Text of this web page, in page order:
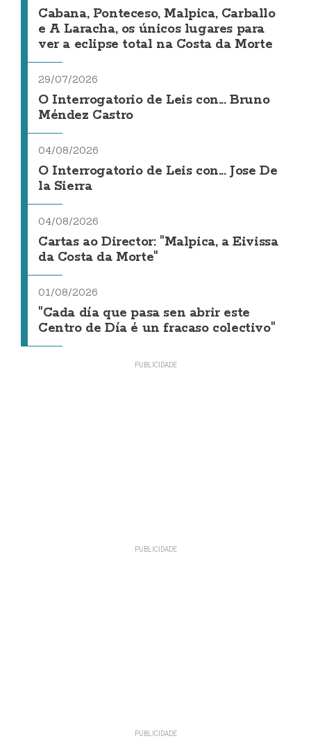
Cabana, Ponteceso, Malpica, Carballo
e A Laracha, os únicos lugares para
ver a eclipse total na Costa da Morte
29/07/2026
O Interrogatorio de Leis con... Bruno
Méndez Castro
04/08/2026
O Interrogatorio de Leis con... Jose De
la Sierra
04/08/2026
Cartas ao Director: "Malpica, a Eivissa
da Costa da Morte"
01/08/2026
"Cada día que pasa sen abrir este
Centro de Día é un fracaso colectivo"